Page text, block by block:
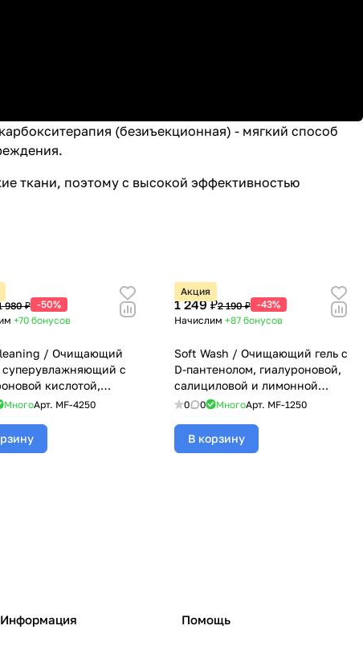
(безиъекционная) - мягкий способ
ткани, поэтому с высокой эффективностью
980 ₽ -50%
+70 бонусов
/ Очищающий
суперувлажняющий с
кислотой,
аллантоином и
(Мезофория) - 250 мл
МногоАрт. MF-4250
Акция
1 249 ₽2 190 ₽ -43%
Начислим +87 бонусов
Soft Wash / Очищающий гель с
D-пантенолом, гиалуроновой,
салициловой и лимонной
кислотами, Mesoforia
0 0 МногоАрт. MF-1250
В корзину
Информация Помощь